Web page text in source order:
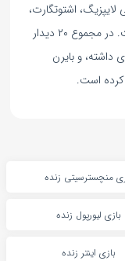
لایپزیگ، اشتوتگارت،
گراس‌هاپرز، تاتنهام و لیون به برتری رسیده است. در مجموع ۲۰ دیدار
۷ پیروزی، ۸ شکست و ۵ تساوی داشته، و بایرن
منچسترسیتی زنده
بازی لیورپول زنده
بازی اینتر زنده